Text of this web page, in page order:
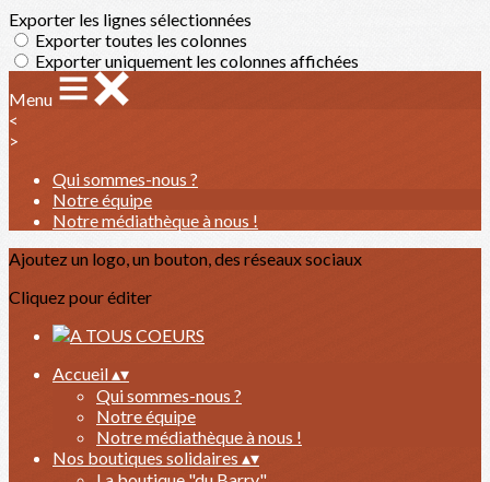
Exporter les lignes sélectionnées
Exporter toutes les colonnes
Exporter uniquement les colonnes affichées
Menu
<
>
Qui sommes-nous ?
Notre équipe
Notre médiathèque à nous !
Ajoutez un logo, un bouton, des réseaux sociaux
Cliquez pour éditer
Accueil▴▾
Qui sommes-nous ?
Notre équipe
Notre médiathèque à nous !
Nos boutiques solidaires ▴▾